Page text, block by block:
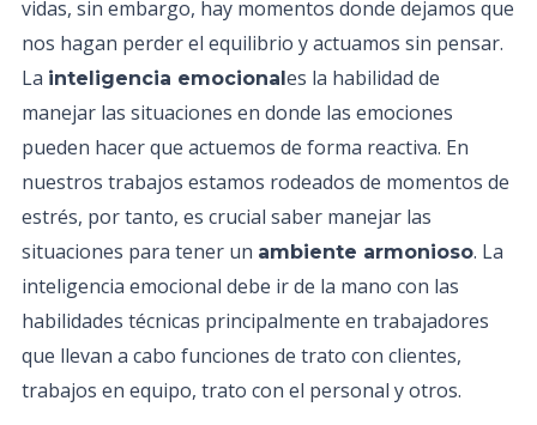
vidas, sin embargo, hay momentos donde dejamos que
nos hagan perder el equilibrio y actuamos sin pensar.
La inteligencia emocionales la habilidad de
manejar las situaciones en donde las emociones
pueden hacer que actuemos de forma reactiva. En
nuestros trabajos estamos rodeados de momentos de
estrés, por tanto, es crucial saber manejar las
situaciones para tener un ambiente armonioso. La
inteligencia emocional debe ir de la mano con las
habilidades técnicas principalmente en trabajadores
que llevan a cabo funciones de trato con clientes,
trabajos en equipo, trato con el personal y otros.